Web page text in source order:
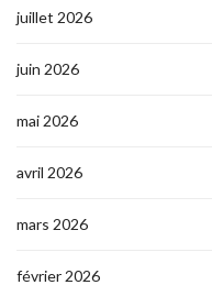
juillet 2026
juin 2026
mai 2026
avril 2026
mars 2026
février 2026